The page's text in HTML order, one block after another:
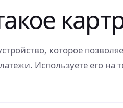
которое
Используете его на